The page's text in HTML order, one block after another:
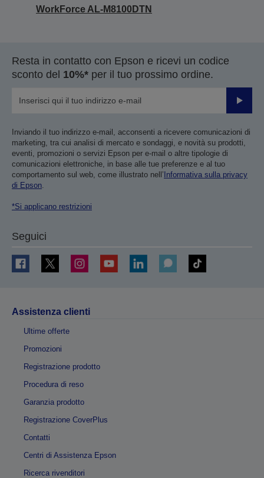
WorkForce AL-M8100DTN
Resta in contatto con Epson e ricevi un codice
sconto del 10%* per il tuo prossimo ordine.
Invia
Inviando il tuo indirizzo e-mail, acconsenti a ricevere comunicazioni di
marketing, tra cui analisi di mercato e sondaggi, e novità su prodotti,
eventi, promozioni o servizi Epson per e-mail o altre tipologie di
comunicazioni elettroniche, in base alle tue preferenze e al tuo
comportamento sul web, come illustrato nell’ Informativa sulla privacy
di Epson.
*Si applicano restrizioni
Seguici
Assistenza clienti
Ultime offerte
Promozioni
Registrazione prodotto
Procedura di reso
Garanzia prodotto
Registrazione CoverPlus
Contatti
Centri di Assistenza Epson
Ricerca rivenditori